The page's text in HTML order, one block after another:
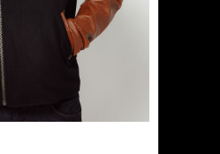
5 Commentaires